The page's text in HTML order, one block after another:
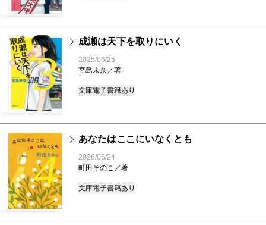
3
成瀬は天下を取りにいく
2025/06/25
宮島未奈／著
文庫電子書籍あり
4
あなたはここにいなくとも
2026/06/24
町田そのこ／著
文庫電子書籍あり